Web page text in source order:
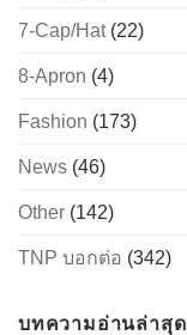
7-Cap/Hat(22)
8-Apron (4)
Fashion (173)
News (46)
Other (142)
TNP บอกต่อ (342)
บทความอ่านล่าสุด